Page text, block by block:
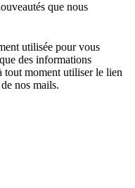
que nous
utilisée pour vous
des informations
tout moment utiliser le lien
nos mails.